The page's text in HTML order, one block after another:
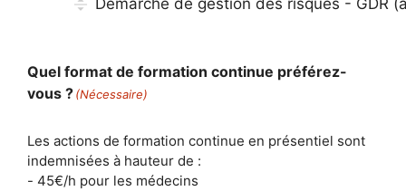
Quel format de formation continue préférez-
vous ?(Nécessaire)
Les actions de formation continue en présentiel sont
indemnisées à hauteur de :
- 45€/h pour les médecins